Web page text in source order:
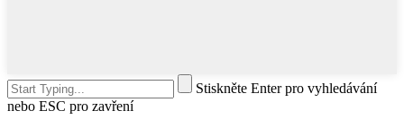
Stiskněte Enter pro vyhledávání
nebo ESC pro zavření